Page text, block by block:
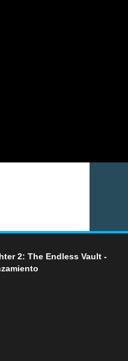
2: The Endless Vault -